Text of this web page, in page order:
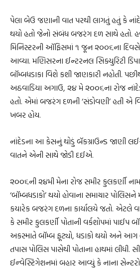
પેલા બેઉ જણાની વાત પરથી લાગતું હતું કે
થયો હતો જેનો સંબંધ બજરંગ દળ સાથે હતો.
મિનિસ્ટરની ઑફિસમાં ૧ જૂન ૨૦૦૬ના
આવ્યા. મણિસરના ઈન્ટરનલ સિક્યુરિટી
બૉમ્બધડાકા વિશે કશી જાણકારી નહોતી.
અઠવાડિયા અગાઉ, ૨૪ મે ૨૦૦૬ના રોજ
હતો. એમાં બજરંગ દળની ‘સંડોવણી’ હતી એ
ખબર હોય.
નાંદેડના આ કેસનું થોડું બૅકગ્રાઉન્ડ જાણી
વાતને એની સાથે જોડી દઈએ.
૨૦૦૬ની ૨૪મી મેના રોજ સમીર કુલકર્ણી
‘બૉમ્બધડાકો’ થયો હોવાના સમાચાર
કયારેક બજરંગ દળના કાર્યાલયે જતો. એટલે
કે સમીર કુલકર્ણી પોતાની વર્કશોપમાં પાઈપ
અકસ્માતે બૉમ્બ ફૂટ્યો, ધડાકો થયો અને
તપાસ પોલિસ પાસેથી પોતાના હાથમાં લીધી.
ઈન્વેસ્ટિગેશનમાં બહાર આવ્યું કે નાના